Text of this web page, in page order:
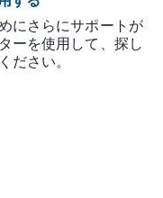
にさらにサポートが
ーを使用して、探し
ださい。